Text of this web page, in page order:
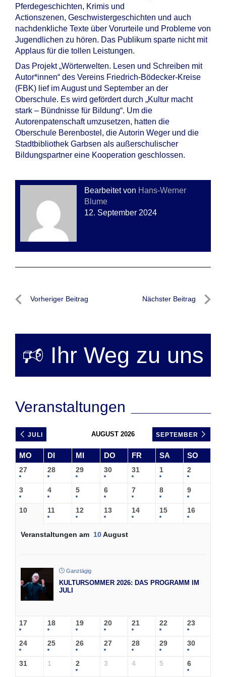
Pferdegeschichten, Krimis und
Actionszenen, Geschwistergeschichten und auch
nachdenkliche Texte über Vorurteile und Probleme von
Jugendlichen zu hören. Das Publikum sparte nicht mit
Applaus für die tollen Leistungen.
Das Projekt „Wörterwelten. Lesen und Schreiben mit
Autor*innen“ des Vereins Friedrich-Bödecker-Kreise
(FBK) lief im August und September an der
Oberschule. Es wird gefördert durch „Kultur macht
stark – Bündnisse für Bildung“. Um die
Autorenpatenschaft umzusetzen, hatten die
Oberschule Berenbostel, die Autorin Weger und die
Stadtbibliothek Garbsen als außerschulischer
Bildungspartner eine Kooperation geschlossen.
Bearbeitet von Hans-Werner
Blume
12. September 2024
Beitragsnavigation
Vorheriger Beitrag Nächster Beitrag
🕫 Ihr Weg zu uns
Veranstaltungen
JULI AUGUST 2026 SEPTEMBER
MO DI MI DO FR SA SO
27 28 29 30 31 1 2
3 4 5 6 7 8 9
10 11 12 13 14 15 16
Veranstaltungen am 10August
Ganztägig
KULTURSOMMER 2026: DAS PROGRAMM IM
JULI
17 18 19 20 21 22 23
24 25 26 27 28 29 30
31 1 2 3 4 5 6